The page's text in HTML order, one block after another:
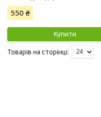
550 ₴
Купити